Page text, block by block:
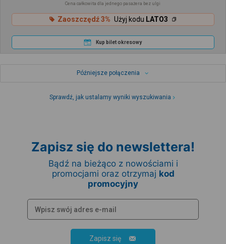
Cena całkowita dla jednego pasażera bez ulgi
Zaoszczędź 3% Użyj kodu LATO3
Kup bilet okresowy
Późniejsze połączenia
Sprawdź, jak ustalamy wyniki wyszukiwania
Zapisz się do newslettera!
Bądź na bieżąco z nowościami i
promocjami oraz otrzymaj kod
promocyjny
Zapisz się